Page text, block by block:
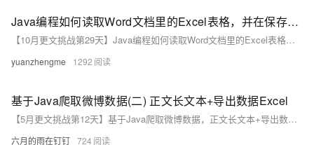
Java编程如何读取Word文档里的Excel表格，并在保存文本内容时保留表格的样式？
【10月更文挑战第29天】Java编程如何读取Word文档里的Excel表格，并在保存文本内容时保留表格的样式？
yuanzhengme 1292
基于Java爬取微博数据(二) 正文长文本+导出数据Excel
【5月更文挑战第12天】基于Java爬取微博数据，正文长文本+导出数据Excel
六月的雨在钉钉 724